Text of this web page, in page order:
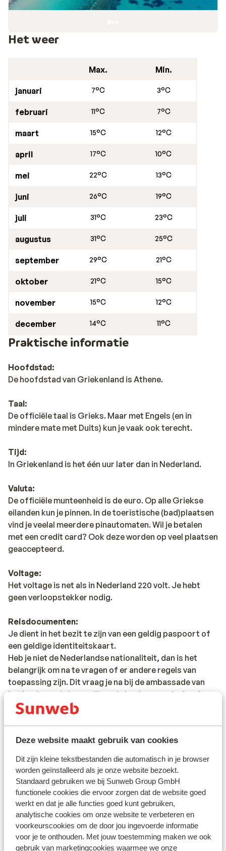
Deze website maakt gebruik van cookies
Dit zijn kleine tekstbestanden die automatisch in je browser
worden geïnstalleerd als je onze website bezoekt.
Standaard gebruiken we bij Sunweb Group GmbH
functionele cookies die ervoor zorgen dat de website goed
werkt en dat je alle functies goed kunt gebruiken,
analytische cookies om onze website te verbeteren en
voorkeurscookies om de door jou ingevoerde informatie
voor je te onthouden. Met jouw toestemming maken we ook
gebruik van marketingcookies waarmee we onze
Het weer
Max. Min.
januari 7°C 3°C
februari 11°C 7°C
maart 15°C 12°C
april 17°C 10°C
mei 22°C 13°C
juni 26°C 19°C
juli 31°C 23°C
augustus 31°C 25°C
september 29°C 21°C
oktober 21°C 15°C
november 15°C 12°C
december 14°C 11°C
Praktische informatie
Hoofdstad:
De hoofdstad van Griekenland is Athene.
Taal:
De officiële taal is Grieks. Maar met Engels (en in
mindere mate met Duits) kun je vaak ook terecht.
Tijd:
In Griekenland is het één uur later dan in Nederland.
Valuta:
De officiële munteenheid is de euro. Op alle Griekse
eilanden kun je pinnen. In de toeristische (bad)plaatsen
vind je veelal meerdere pinautomaten. Wil je betalen
met een credit card? Ook deze worden op veel plaatsen
geaccepteerd.
Voltage:
Het voltage is net als in Nederland 220 volt. Je hebt
geen verloopstekker nodig.
Reisdocumenten:
Je dient in het bezit te zijn van een geldig paspoort of
een geldige identiteitskaart.
Heb je niet de Nederlandse nationaliteit, dan is het
belangrijk om na te vragen of er andere regels van
toepassing zijn. Dit vraag je na bij de ambassade van
het land waar je heen wilt en de landen waar je doorheen
reist.
Het reizen met de juiste documenten is jouw eigen
verantwoordelijkheid. Sunweb kan hiervoor niet
Vaccinatie:
Voor actuele informatie betreffende vaccinaties en
andere gegevens over gezondheid en reizen vind je op
de site van LCR: https://www.lcr.nl/.